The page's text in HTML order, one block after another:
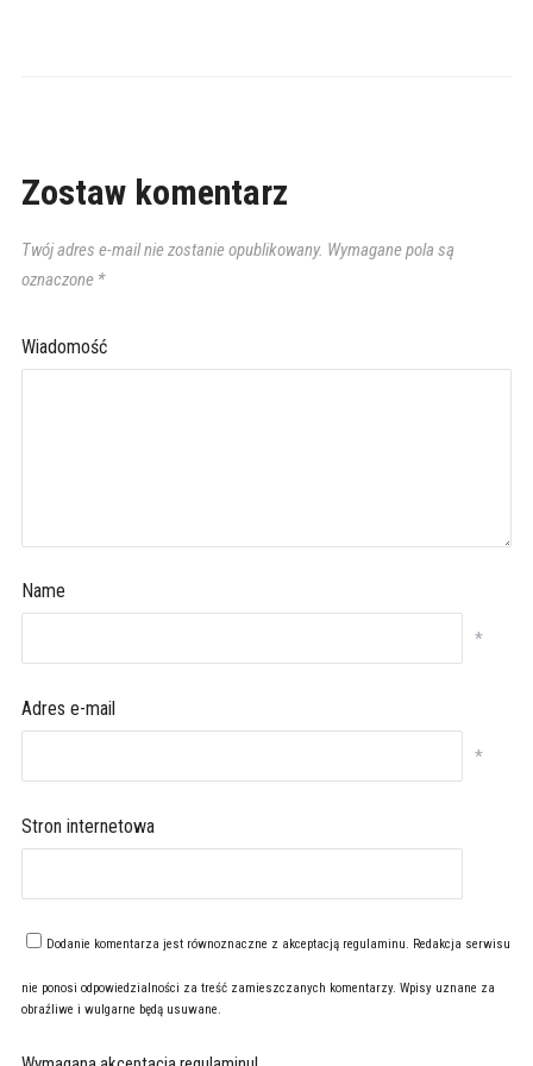
Zostaw komentarz
Twój adres e-mail nie zostanie opublikowany. Wymagane pola są
oznaczone *
Wiadomość
Name
*
Adres e-mail
*
Stron internetowa
Dodanie komentarza jest równoznaczne z akceptacją regulaminu. Redakcja serwisu
nie ponosi odpowiedzialności za treść zamieszczanych komentarzy. Wpisy uznane za
obraźliwe i wulgarne będą usuwane.